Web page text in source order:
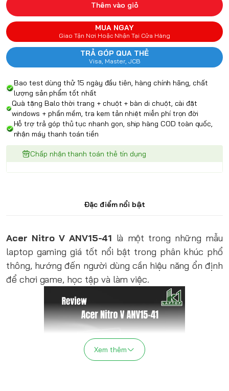
Thêm vào giỏ
MUA NGAY
Giao Tận Nơi Hoặc Nhận Tại Cửa Hàng
TRẢ GÓP QUA THẺ
Visa, Master, JCB
Bao test dùng thử 15 ngày đầu tiên, hàng chính hãng, chất
lượng sản phẩm tốt nhất
Quà tặng Balo thời trang + chuột + bàn di chuột, cài đặt
windows + phần mềm, tra kem tản nhiệt miễn phí trọn đời
Hỗ trợ trả góp thủ tục nhanh gọn, ship hàng COD toàn quốc,
nhận máy thanh toán tiền
Chấp nhận thanh toán thẻ tín dụng
Đặc điểm nổi bật
Acer Nitro V ANV15-41 là một trong những mẫu
laptop gaming giá tốt nổi bật trong phân khúc phổ
thông, hướng đến người dùng cần hiệu năng ổn định
để chơi game, học tập và làm việc.
Xem thêm